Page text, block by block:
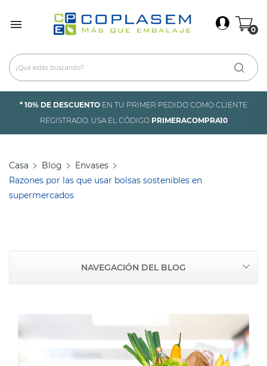
 0
* 10% DE DESCUENTO EN TU PRIMER PEDIDO COMO CLIENTE
REGISTRADO. USA EL CÓDIGO PRIMERACOMPRA10
Casa Blog
Envases
Razones por las que usar bolsas sostenibles en
supermercados
NAVEGACIÓN DEL BLOG
Iniciar Sesión ×
Debes iniciar sesión para guardar productos en tu
lista de deseos.
Cancelar Iniciar sesión